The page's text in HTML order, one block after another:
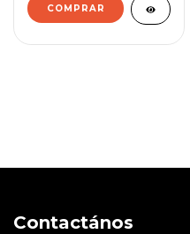
COMPRAR
Contactános